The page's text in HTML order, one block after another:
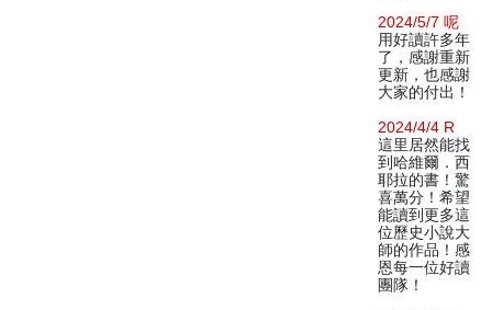
2024/5/7 呢
用好讀許多年
了，感謝重新
更新，也感謝
大家的付出！
2024/4/4 R
這里居然能找
到哈維爾．西
耶拉的書！驚
喜萬分！希望
能讀到更多這
位歷史小說大
師的作品！感
恩每一位好讀
團隊！